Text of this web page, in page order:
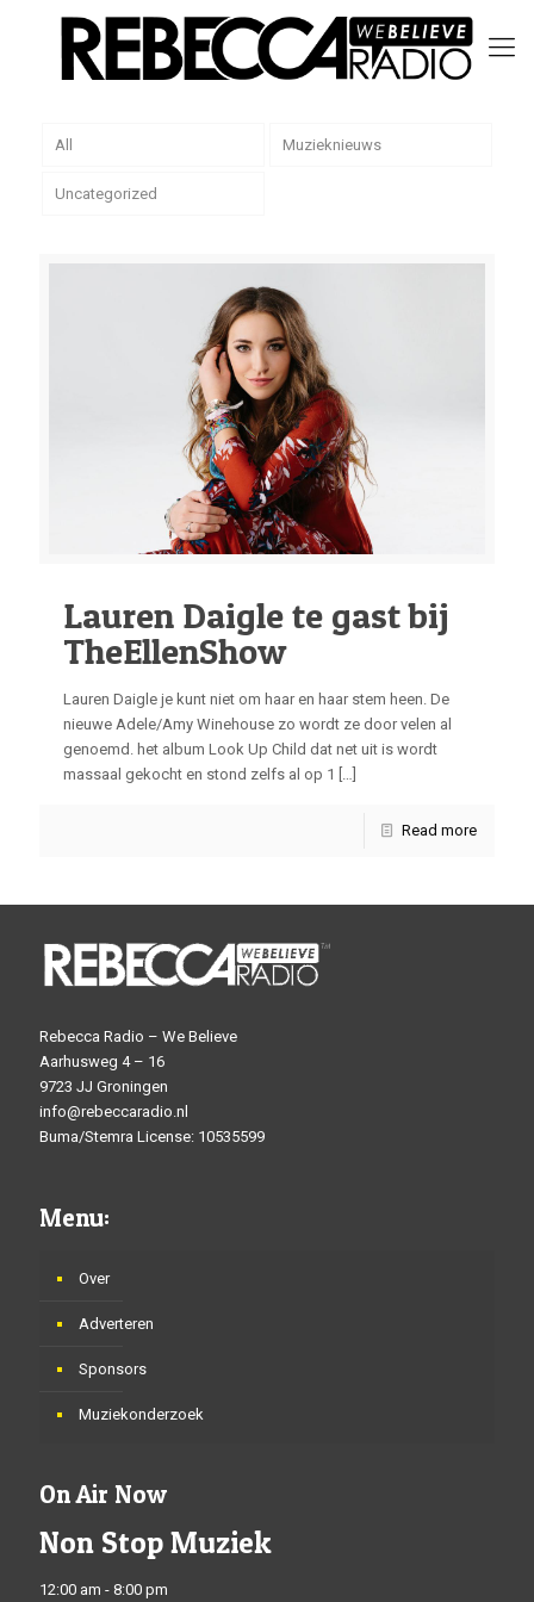
All Muzieknieuws
Uncategorized
Lauren Daigle te gast bij
TheEllenShow
Lauren Daigle je kunt niet om haar en haar stem heen. De
nieuwe Adele/Amy Winehouse zo wordt ze door velen al
genoemd. het album Look Up Child dat net uit is wordt
massaal gekocht en stond zelfs al op 1 […]
Read more
Rebecca Radio – We Believe
Aarhusweg 4 – 16
9723 JJ Groningen
info@rebeccaradio.nl
Buma/Stemra License: 10535599
Menu:
Over
Adverteren
Sponsors
Muziekonderzoek
On Air Now
Non Stop Muziek
12:00 am - 8:00 pm